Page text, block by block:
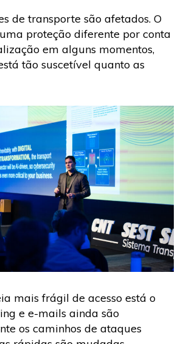
de transporte são afetados. O
proteção diferente por conta
em alguns momentos,
tão suscetível quanto as
mais frágil de acesso está o
e e-mails ainda são
os caminhos de ataques